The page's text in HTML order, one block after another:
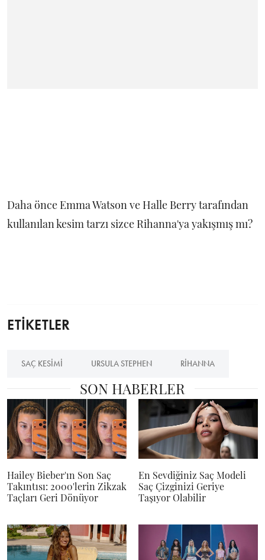
Daha önce Emma Watson ve Halle Berry tarafından
kullanılan kesim tarzı sizce Rihanna'ya yakışmış mı?
ETİKETLER
SAÇ KESIMI URSULA STEPHEN RIHANNA
SON HABERLER
Hailey Bieber'ın Son Saç
Takıntısı: 2000'lerin Zikzak
Taçları Geri Dönüyor
En Sevdiğiniz Saç Modeli
Saç Çizginizi Geriye
Taşıyor Olabilir